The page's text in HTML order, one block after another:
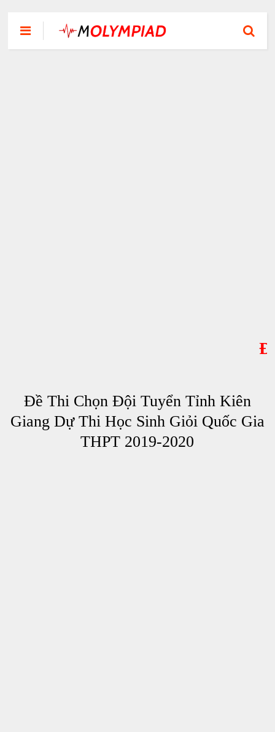
Đề Thi Chọn Đội Tuyển Tỉnh Kiên
Giang Dự Thi Học Sinh Giỏi Quốc Gia
THPT 2019-2020